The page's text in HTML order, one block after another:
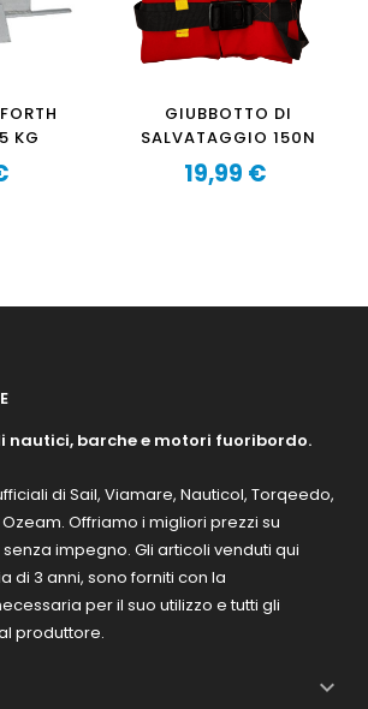
KG
GIUBBOTTO DI
SALVATAGGIO 150N
Prezzo
19,99 €
nautici, barche e motori fuoribordo.
di Sail, Viamare, Nauticol, Torqeedo,
Offriamo i migliori prezzi su
impegno. Gli articoli venduti qui
di 3 anni, sono forniti con la
per il suo utilizzo e tutti gli
produttore.
